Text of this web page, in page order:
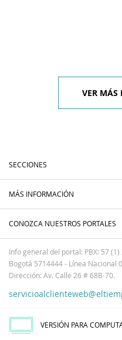
VER MÁS
SECCIONES
MÁS INFORMACIÓN
CONOZCA NUESTROS PORTALES
Info general del portal: PBX: 57 (1)
Bogotá 5714444 - Línea Nacional
Dirección: Av. Calle 26 # 68B-70.
VERSIÓN PARA